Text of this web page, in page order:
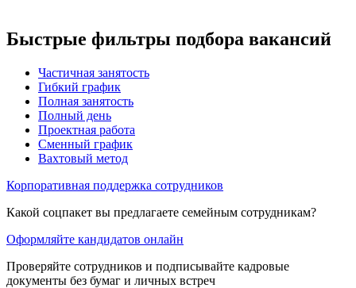
Быстрые фильтры подбора вакансий
Частичная занятость
Гибкий график
Полная занятость
Полный день
Проектная работа
Сменный график
Вахтовый метод
Корпоративная поддержка сотрудников
Какой соцпакет вы предлагаете семейным сотрудникам?
Оформляйте кандидатов онлайн
Проверяйте сотрудников и подписывайте кадровые
документы без бумаг и личных встреч